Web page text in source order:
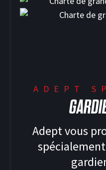
ADEPT
Adept vous